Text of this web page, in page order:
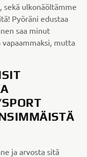
sekä ulkonäöltämme
Pyöräni edustaa
saa minut
mutta
ja arvosta sitä